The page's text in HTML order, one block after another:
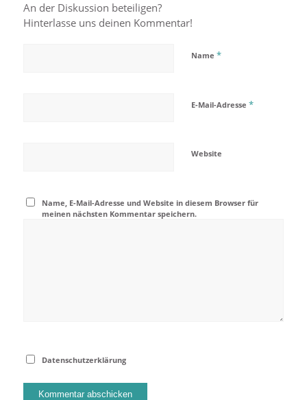
An der Diskussion beteiligen?
Hinterlasse uns deinen Kommentar!
Name *
E-Mail-Adresse *
Website
Name, E-Mail-Adresse und Website in diesem Browser für
meinen nächsten Kommentar speichern.
Datenschutzerklärung